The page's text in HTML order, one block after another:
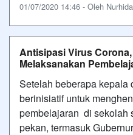
01/07/2020 14:46 - Oleh
Antisipasi Virus Corona,
Melaksanakan
Setelah beberapa kepala
berinisiatif untuk
pembelajaran di sekolah
pekan, termasuk